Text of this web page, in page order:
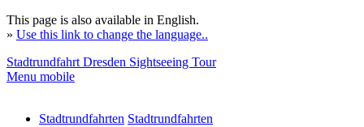
This page is also available in English.
» Use this link to change the language..
Stadtrundfahrt Dresden Sightseeing Tour
Menu mobile
Stadtrundfahrten Stadtrundfahrten